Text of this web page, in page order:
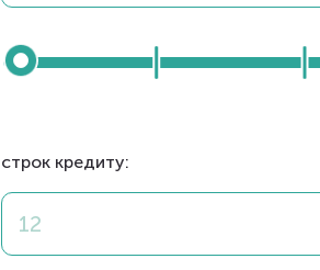
строк кредиту: